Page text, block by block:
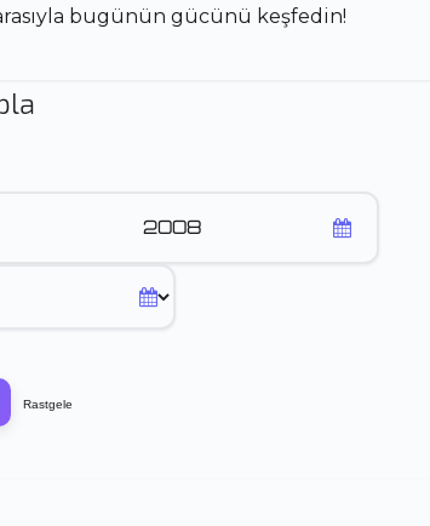
bugünün gücünü keşfedin!
Rastgele